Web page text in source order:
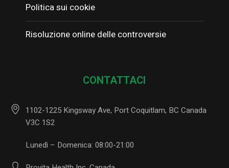
Politica sui cookie
Risoluzione online delle controversie
CONTATTACI
1102-1225 Kingsway Ave, Port Coquitlam, BC Canada
V3C 1S2
Lunedì – Domenica: 08:00-21:00